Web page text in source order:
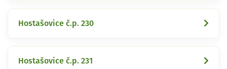
Hostašovice č.p. 230
Hostašovice č.p. 231